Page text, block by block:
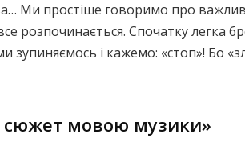
Ми простіше говоримо про
розпочинається. Спочатку легка
зупиняємось і кажемо: «стоп»! Бо
сюжет мовою музики»